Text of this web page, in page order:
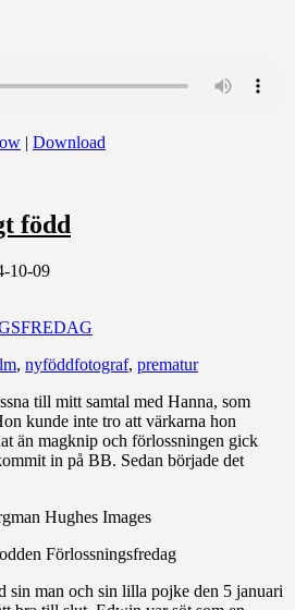
| Download
född
10-09
, nyföddfotograf, prematur
till mitt samtal med Hanna, som
kunde inte tro att värkarna hon
än magknip och förlossningen gick
in på BB. Sedan började det
sin man och sin lilla pojke den 5 januari